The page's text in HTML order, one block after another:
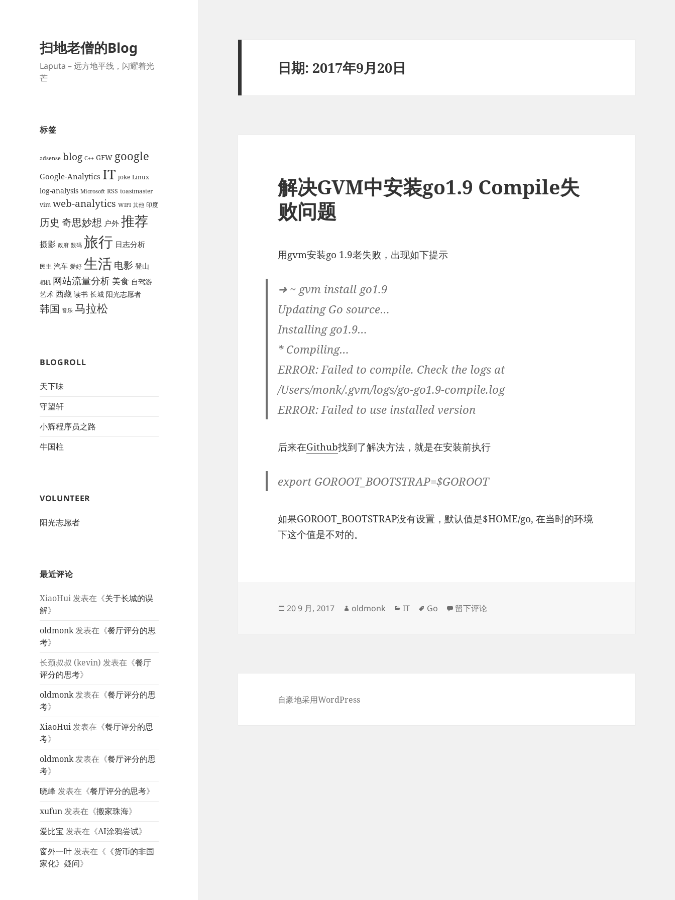
扫地老僧的Blog
Laputa – 远方地平线，闪耀着光
芒
标签
adsense blog C++ GFW google
Google-Analytics IT joke Linux
log-analysis Microsoft RSS toastmaster
vim web-analytics WIFI 其他 印度
历史 奇思妙想 户外 推荐
摄影 政府 数码 旅行 日志分析
民主 汽车 爱好 生活 电影 登山
相机 网站流量分析 美食 自驾游
艺术 西藏 读书 长城 阳光志愿者
韩国 音乐 马拉松
BLOGROLL
天下味
守望轩
小辉程序员之路
牛国柱
VOLUNTEER
阳光志愿者
最近评论
XiaoHui发表在《关于长城的误
解》
oldmonk发表在《餐厅评分的思
考》
长颈叔叔 (kevin) 发表在《餐厅
评分的思考》
oldmonk发表在《餐厅评分的思
考》
XiaoHui发表在《餐厅评分的思
考》
oldmonk发表在《餐厅评分的思
考》
晓峰 发表在《餐厅评分的思考》
xufun发表在《搬家珠海》
爱比宝 发表在《AI涂鸦尝试》
窗外一叶发表在《 《货币的非国
家化》疑问》
日期: 2017年9月20日
解决GVM中安装go1.9 Compile失
败问题
用gvm安装go 1.9老失败，出现如下提示
➜ ~ gvm install go1.9
Updating Go source…
Installing go1.9…
* Compiling…
ERROR: Failed to compile. Check the logs at
/Users/monk/.gvm/logs/go-go1.9-compile.log
ERROR: Failed to use installed version
后来在Github找到了解决方法，就是在安装前执行
export GOROOT_BOOTSTRAP=$GOROOT
如果GOROOT_BOOTSTRAP没有设置，默认值是$HOME/go, 在当时的环境
下这个值是不对的。
发
20 9 月, 2017
作
oldmonk
分
IT
标
Go 于解决GVM中安装go1.9 Compile失败问题
留下评论
自豪地采用WordPress